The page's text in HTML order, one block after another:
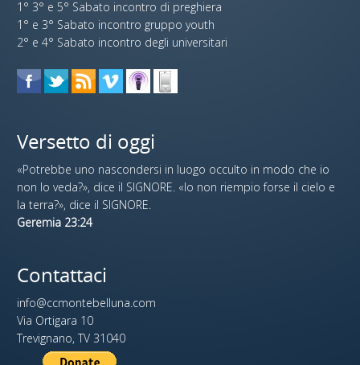
1° 3° e 5° Sabato incontro di preghiera
1° e 3° Sabato incontro gruppo youth
2° e 4° Sabato incontro degli universitari
Versetto di oggi
«Potrebbe uno nascondersi in luogo occulto in modo che io
non lo veda?», dice il SIGNORE. «Io non riempio forse il cielo e
la terra?», dice il SIGNORE.
Geremia 23:24
Contattaci
info@ccmontebelluna.com
Via Ortigara 10
Trevignano, TV 31040